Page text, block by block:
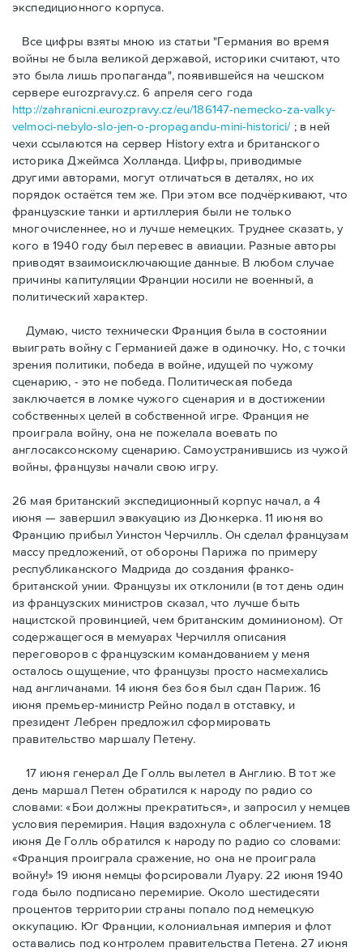
экспедиционного корпуса.
Bсе цифры взяты мною из статьи "Германия во время
войны не была великой державой, историки считают, что
это была лишь пропаганда", появившейся на чешском
сервере eurozpravy.cz. 6 апреля сего года
http://zahranicni.eurozpravy.cz/eu/186147-nemecko-za-valky-
velmoci-nebylo-slo-jen-o-propagandu-mini-historici/; в ней
чехи ссылаются на сервер History extra и британского
историка Джеймса Холланда. Цифры, привoдимые
другими авторами, могут отличаться в деталях, но их
порядок остаётся тем же. При этом все подчёркивают, что
французские танки и артиллерия были не только
многочисленнее, но и лучше немецких. Труднее сказать, у
кого в 1940 году был перевес в авиации. Разные авторы
приводят взаимоисключающие данные. В любом случае
причины капитуляции Франции носили не военный, а
политический характер.
Думаю, чисто технически Франция была в состоянии
выиграть войну с Германией даже в одиночку. Но, с точки
зрения политики, победа в войне, идущей по чужому
сценарию, - это не победа. Политическая победа
заключается в ломке чужого сценария и в достижении
собственных целей в собственной игре. Франция не
проиграла войну, она не пожелала воевать по
англосаксонскому сценарию. Самоустранившись из чужой
войны, французы начали свою игру.
26 мая британский экспедиционный корпус начал, а 4
июня — завершил эвакуацию из Дюнкерка. 11 июня во
Францию прибыл Уинстон Черчилль. Он сделал французам
массу предложений, от обороны Парижа по примеру
республиканского Мадрида до создания франко-
британской унии. Французы их отклонили (в тот день один
из французских министров сказал, что лучше быть
нацистской провинцией, чем британским доминионом). От
содержащегося в мемуарах Черчилля описания
переговоров с французским командованием у меня
осталось ощущение, что французы просто насмехались
над англичанами. 14 июня без боя был сдан Париж. 16
июня премьер-министр Рейно подал в отставку, и
президент Лебрен предложил сформировать
правительство маршалу Петену.
17 июня генерал Де Голль вылетел в Англию. В тот же
день маршал Петен обратился к народу по радио со
словами: «Бои должны прекратиться», и запросил у немцев
условия перемирия. Нация вздохнула с облегчением. 18
июня Де Голль обратился к народу по радио со словами:
«Франция проиграла сражение, но она не проиграла
войну!» 19 июня немцы форсировали Луару. 22 июня 1940
года было подписано перемирие. Около шестидесяти
процентов территории страны попало под немецкую
оккупацию. Юг Франции, колониальная империя и флот
оставались под контролем правительства Петена. 27 июня